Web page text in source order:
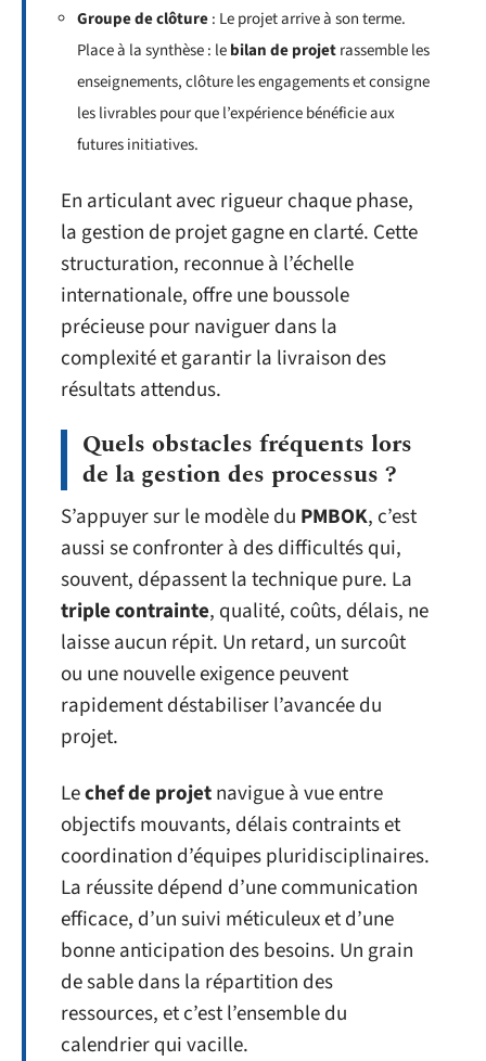
Groupe de clôture: Le projet arrive à son terme.
Place à la synthèse : lebilan de projetrassemble les
enseignements, clôture les engagements et consigne
les livrables pour que l’expérience bénéficie aux
futures initiatives.
En articulant avec rigueur chaque phase,
la gestion de projet gagne en clarté. Cette
structuration, reconnue à l’échelle
internationale, offre une boussole
précieuse pour naviguer dans la
complexité et garantir la livraison des
résultats attendus.
Quels obstacles fréquents lors
de la gestion des processus ?
S’appuyer sur le modèle du PMBOK, c’est
aussi se confronter à des difficultés qui,
souvent, dépassent la technique pure. La
triple contrainte, qualité, coûts, délais, ne
laisse aucun répit. Un retard, un surcoût
ou une nouvelle exigence peuvent
rapidement déstabiliser l’avancée du
projet.
Lechef de projetnavigue à vue entre
objectifs mouvants, délais contraints et
coordination d’équipes pluridisciplinaires.
La réussite dépend d’une communication
efficace, d’un suivi méticuleux et d’une
bonne anticipation des besoins. Un grain
de sable dans la répartition des
ressources, et c’est l’ensemble du
calendrier qui vacille.